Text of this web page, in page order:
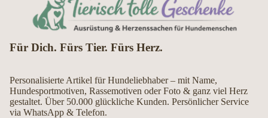
Für Dich. Fürs Tier. Fürs Herz.
Personalisierte Artikel für Hundeliebhaber – mit Name,
Hundesportmotiven, Rassemotiven oder Foto & ganz viel Herz
gestaltet. Über 50.000 glückliche Kunden. Persönlicher Service
via WhatsApp & Telefon.